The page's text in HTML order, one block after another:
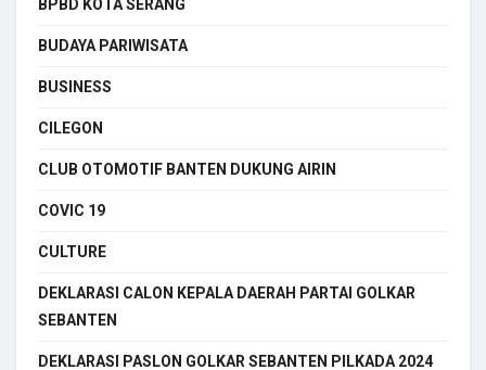
BPBD KOTA SERANG
BUDAYA PARIWISATA
BUSINESS
CILEGON
CLUB OTOMOTIF BANTEN DUKUNG AIRIN
COVIC 19
CULTURE
DEKLARASI CALON KEPALA DAERAH PARTAI GOLKAR
SEBANTEN
DEKLARASI PASLON GOLKAR SEBANTEN PILKADA 2024